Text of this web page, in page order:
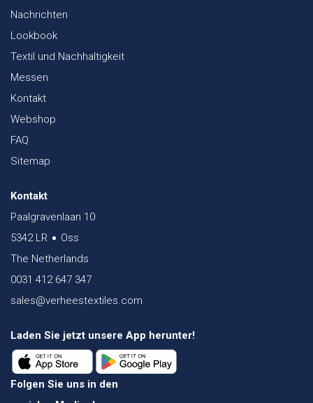
Nachrichten
Lookbook
Textil und Nachhaltigkeit
Messen
Kontakt
Webshop
FAQ
Sitemap
Kontakt
Paalgravenlaan 10
5342 LR
Oss
The Netherlands
0031 412 647 347
sales@verheestextiles.com
Laden Sie jetzt unsere App herunter!
Folgen Sie uns in den